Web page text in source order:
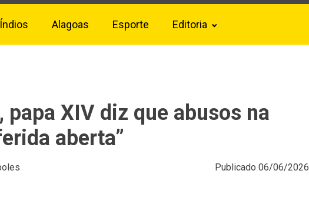
Alagoas Esporte Editoria
papa XIV diz que abusos na
aberta”
Publicado 06/06/2026